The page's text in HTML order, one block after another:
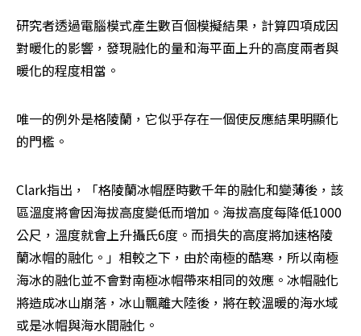
研究者透過電腦模式產生數百個模擬結果，計算四項成因
對暖化的影響，發現融化的量和海平面上升的高度兩者與
暖化的程度相當。
唯一的例外是格陵蘭，它似乎存在一個使反應結果明顯化
的門檻。
Clark指出，「格陵蘭冰帽歷時數千年的融化和變薄後，該
區溫度將會因海拔高度變低而增加。海拔高度每降低1000
公尺，溫度就會上升攝氏6度。而損失的高度將加速格陵
蘭冰帽的融化。」相較之下，由於南極的酷寒，所以南極
海冰的融化並不會對南極冰帽帶來相同的效應。冰帽融化
將造成冰山崩落，冰山飄離大陸後，將在較溫暖的海水域
或是冰帽與海水間融化。